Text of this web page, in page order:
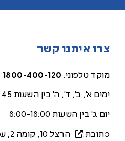
צרו איתנו קשר
מוקד טלפוני. 1800-400-120
ימים א', ב', ד', ה' בין השעות 8:00-15:45
יום ג' בין השעות 8:00-18:00
כתובת: הרצל 10, קומה 2, עכ